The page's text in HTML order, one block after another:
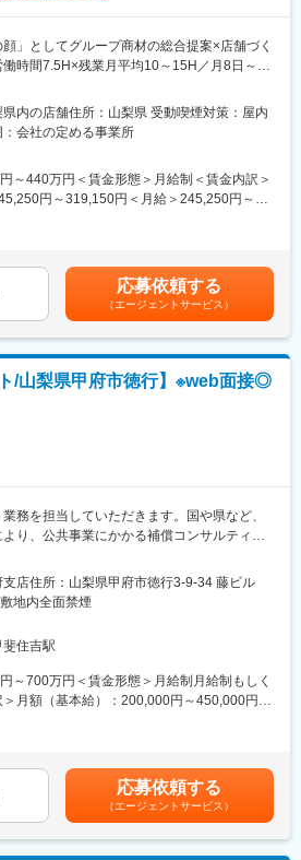
、スタッフ5～15名で運営。チームワークを
でを一括提供しています。
、楽天グループ共通のeラーニングでビジネス
未経験でも安心してスタートできる環境で
力：
すいシンプルなオペレーション
可能です。
るやりがい
こそ柔軟で風通しがよく、改善提案や企画が
すい文化があります。
から店長を経てRSV（スーパーバイザー）
能です。RSV経験後はマネジメントや本部
長期的にキャリア形成ができます。まずは
を目指していただきます。
協力し合える職場環境です。
立された楽天グループ100％出資の新会社
企画、立ち上げ、コンサルティング、オペ
ステム・インフラ整備までを一括して提供し
定める業務
顔」としてグループ商材の総合提案×店舗づく
時間7.5H×残業月平均10～15H／月8日～休
プに来店されるお客様へ、スマートフォン・
ード・楽天市場・楽天ポイントなど、楽天経
を総合的にご提案します。
より豊かにするトータルサポートを行うポジ
更の受付および提案
ポイント活用、楽天カード、各種サービスの
データ移行サポート
くり、POP作成
返り
の流れなど基礎から学べ、楽天グループ共通
ネススキルの習得も可能。未経験でも安心し
です。
力：
すいシンプルなオペレーション
よりシンプル覚えやすく、提案力を磨きや
そ柔軟で風通しがよく、改善提案や企画が
やすい文化があります。
県内の店舗住所：山梨県 受動喫煙対策：屋内
会社の定める事業所
～440万円＜賃金形態＞月給制＜賃金内訳＞
円～319,150円＜月給＞245,250円～
があります。月給(月額)は固定手当を含めた表
応募依頼する
（エージェントサービス）
/山梨県甲府市徳行】※web面接◎
務を担当していただきます。国や県など、
り、公共事業にかかる補償コンサルティン
かりと調査・記録し、調査結果を参考に図面
ます。図面と共に、建物の価値や移転にか
、報告書にまとめます。
、群馬、長野といった西関東からの受注案件
、3Dスキャナ測定器など）を使用する業務
知識を習得していきたいという気概のある
支店住所：山梨県甲府市徳行3-9-34 藤ビル
地内全面禁煙
住吉駅
～700万円＜賃金形態＞月給制月給制もしく
月額（基本給）：200,000円～450,000円＜
円の支給実績あり）※2016・2017年に決算賞
交省より表彰された担当者に対し、賞与とは
記載金額は選考を通じて上下する可能性が
)は固定手当を含みます。
応募依頼する
（エージェントサービス）